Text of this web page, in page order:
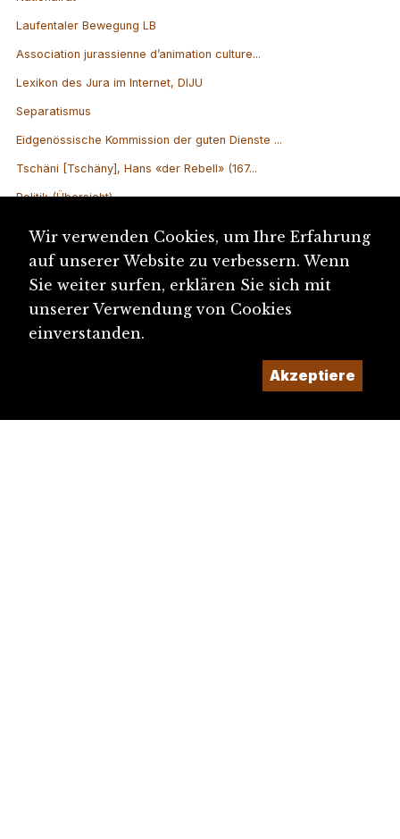
Laufentaler Bewegung LB
Association jurassienne d’animation culture...
Lexikon des Jura im Internet, DIJU
Separatismus
Eidgenössische Kommission der guten Dienste ...
Tschäni [Tschäny], Hans «der Rebell» (167...
Politik (Übersicht)
Wir verwenden Cookies, um Ihre Erfahrung
auf unserer Website zu verbessern. Wenn
Sie weiter surfen, erklären Sie sich mit
unserer Verwendung von Cookies
einverstanden.
Akzeptiere